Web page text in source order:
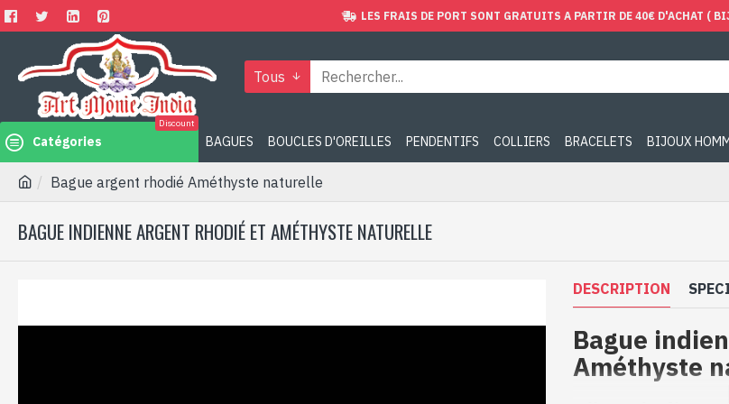
LES FRAIS DE PORT SONT GRATUITS A PARTIR DE 40€ D'ACHAT (
Tous
Catégories
Discount
BAGUES BOUCLES D'OREILLES PENDENTIFS COLLIERS BRACELETS BIJOUX
Bague argent rhodié Améthyste naturelle
BAGUE INDIENNE ARGENT RHODIÉ ET AMÉTHYSTE NATURELLE
DESCRIPTION
Bague
Améthyste